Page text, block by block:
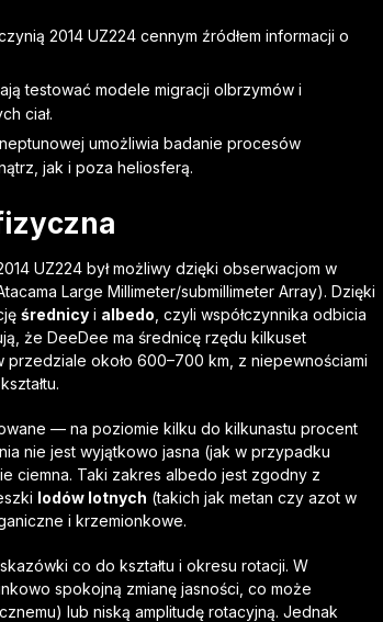
2014 UZ224 cennym źródłem informacji o
testować modele migracji olbrzymów i
ciał.
umożliwia badanie procesów
jak i poza heliosferą.
UZ224 był możliwy dzięki obserwacjom w
Large Millimeter/submillimeter Array). Dzięki
średnicy i albedo , czyli współczynnika odbicia
że DeeDee ma średnicę rzędu kilkuset
około 600–700 km, z niepewnościami
— na poziomie kilku do kilkunastu procent
nie jest wyjątkowo jasna (jak w przypadku
ciemna. Taki zakres albedo jest zgodny z
lodów lotnych (takich jak metan czy azot w
i krzemionkowe.
co do kształtu i okresu rotacji. W
spokojną zmianę jasności, co może
lub niską amplitudę rotacyjną. Jednak